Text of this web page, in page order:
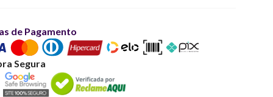
de Pagamento
Segura